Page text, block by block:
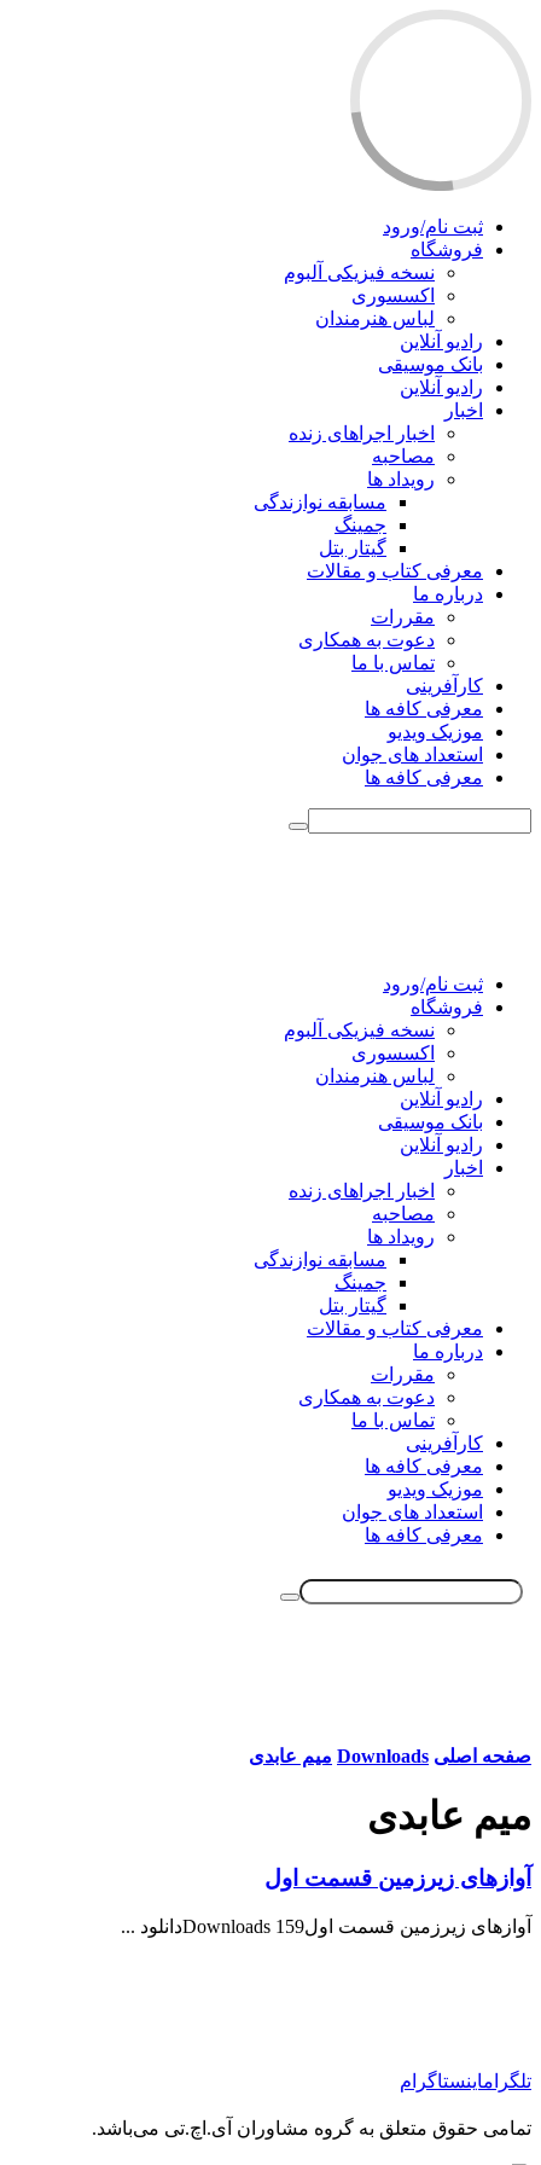
ثبت نام/ورود
فروشگاه
نسخه فیزیکی آلبوم
اکسسوری
لباس هنرمندان
رادیو آنلاین
بانک موسیقی
رادیو آنلاین
اخبار
اخبار اجراهای زنده
مصاحبه
رویداد ها
مسابقه نوازندگی
جمینگ
گیتار بتل
معرفی کتاب و مقالات
درباره ما
مقررات
دعوت به همکاری
تماس با ما
کارآفرینی
معرفی کافه ها
موزیک ویدیو
استعداد های جوان
معرفی کافه ها
ثبت نام/ورود
فروشگاه
نسخه فیزیکی آلبوم
اکسسوری
لباس هنرمندان
رادیو آنلاین
بانک موسیقی
رادیو آنلاین
اخبار
اخبار اجراهای زنده
مصاحبه
رویداد ها
مسابقه نوازندگی
جمینگ
گیتار بتل
معرفی کتاب و مقالات
درباره ما
مقررات
دعوت به همکاری
تماس با ما
کارآفرینی
معرفی کافه ها
موزیک ویدیو
استعداد های جوان
معرفی کافه ها
صفحه اصلی Downloads میم عابدی
میم عابدی
آوازهای زیرزمین قسمت اول
آوازهای زیرزمین قسمت اول159 Downloadsدانلود ...
تلگراماینستاگرام
تمامی حقوق متعلق به گروه مشاوران آی.اچ.تی می‌باشد.